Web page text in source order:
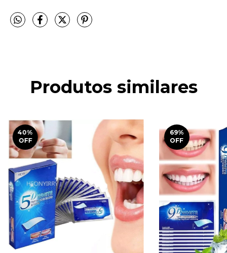
Produtos similares
40%
OFF
69%
OFF